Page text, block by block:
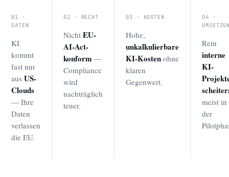
01 ·
DATEN
KI
kommt
fast nur
ausUS-
Clouds
— Ihre
Daten
verlassen
die EU.
02 · RECHT
NichtEU-
AI-Act-
konform —
Compliance
wird
nachträglich
teuer.
03 · KOSTEN
Hohe,
unkalkulierbare
KI-Kosten ohne
klaren
Gegenwert.
04 ·
Rein
interne
KI-
meist in
der